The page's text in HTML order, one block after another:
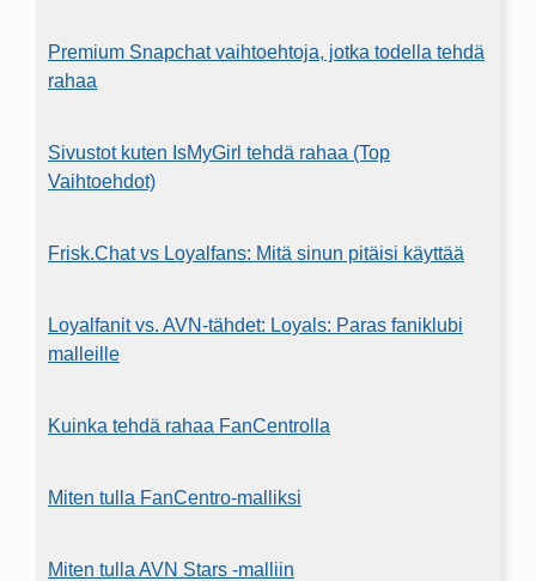
Premium Snapchat vaihtoehtoja, jotka todella tehdä
rahaa
Sivustot kuten IsMyGirl tehdä rahaa (Top
Vaihtoehdot)
Frisk.Chat vs Loyalfans: Mitä sinun pitäisi käyttää
Loyalfanit vs. AVN-tähdet: Loyals: Paras faniklubi
malleille
Kuinka tehdä rahaa FanCentrolla
Miten tulla FanCentro-malliksi
Miten tulla AVN Stars -malliin